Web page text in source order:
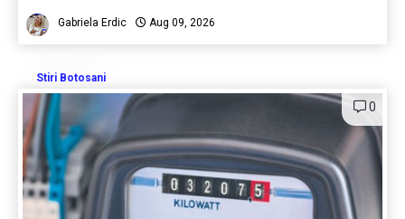
Gabriela Erdic Aug 09, 2026
Stiri Botosani
0